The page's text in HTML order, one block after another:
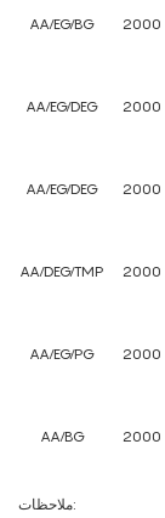
AA/EG/BG 2000
AA/EG/DEG 2000
AA/EG/DEG 2000
AA/DEG/TMP 2000
AA/EG/PG 2000
AA/BG 2000
ملاحظات: